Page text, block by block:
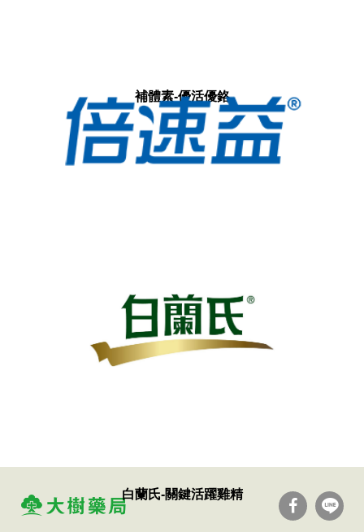
補體素-優活優鉻
倍速益
白蘭氏-關鍵活躍雞精